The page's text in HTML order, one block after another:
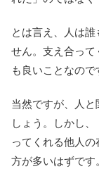
とは言え、人は
せん。支え合って
も良いことなので
当然ですが、人
しょう。しかし
ってくれる他人
方が多いはずです